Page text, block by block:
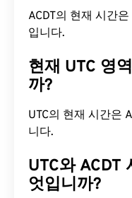
ACDT의 현재 시간
입니다.
현재 UTC 영
까?
UTC의 현재 시간은
니다.
UTC와 ACDT
엇입니까?